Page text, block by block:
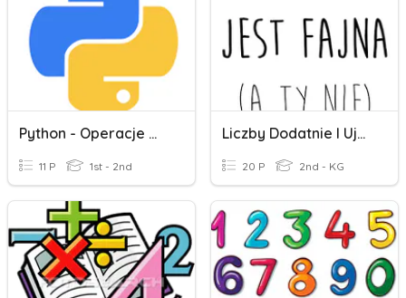
Python - Operacje Wejścia I Wyjścia
11 P 1st - 2nd
Liczby Dodatnie I Ujemne
20 P 2nd - KG